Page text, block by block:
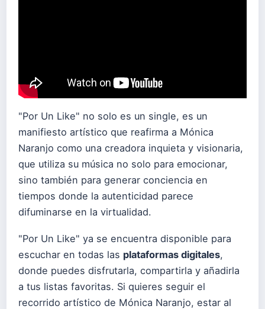
"Por Un Like" no solo es un single, es un
manifiesto artístico que reafirma a Mónica
Naranjo como una creadora inquieta y visionaria,
que utiliza su música no solo para emocionar,
sino también para generar conciencia en
tiempos donde la autenticidad parece
difuminarse en la virtualidad.
"Por Un Like" ya se encuentra disponible para
escuchar en todas las plataformas digitales,
donde puedes disfrutarla, compartirla y añadirla
a tus listas favoritas. Si quieres seguir el
recorrido artístico de Mónica Naranjo, estar al